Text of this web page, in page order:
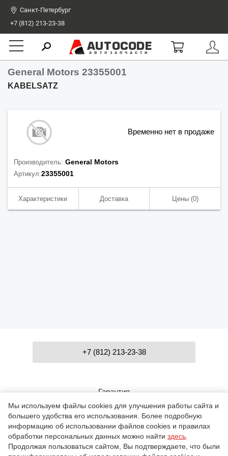
Санкт-Петербург
+7 (812) 213-23-38
AUTOCODE
автозапчасти
General Motors 23355001
KABELSATZ
Временно нет в продаже
Производитель: General Motors
Артикул:23355001
Характеристики Доставка Цены(0)
+7 (812) 213-23-38
Гарантия
Контакты
Мы используем файлы cookies для улучшения работы сайта и
большего удобства его использования. Более подробную
информацию об использовании файлов cookies и правилах
обработки персональных данных можно найти здесь
Продолжая пользоваться сайтом, Вы подтверждаете, что были